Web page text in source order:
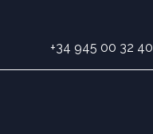
+34 945 00 32 40